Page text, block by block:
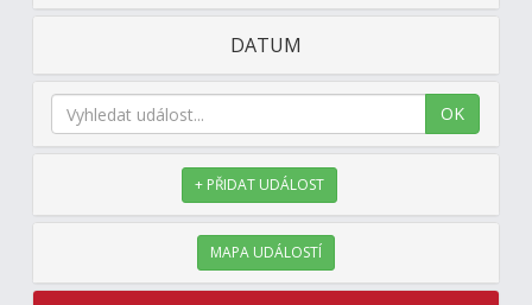
DATUM
OK
+ PŘIDAT UDÁLOST
MAPA UDÁLOSTÍ